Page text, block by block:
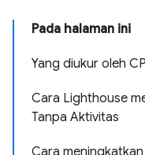
Pada halaman ini
Yang diukur oleh
Cara Lighthouse
Tanpa Aktivitas
Cara